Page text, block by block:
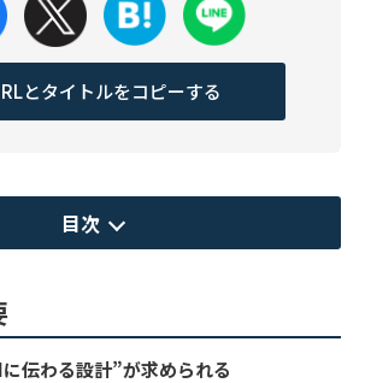
とタイトルをコピーする
目次
伝わる設計”が求められる